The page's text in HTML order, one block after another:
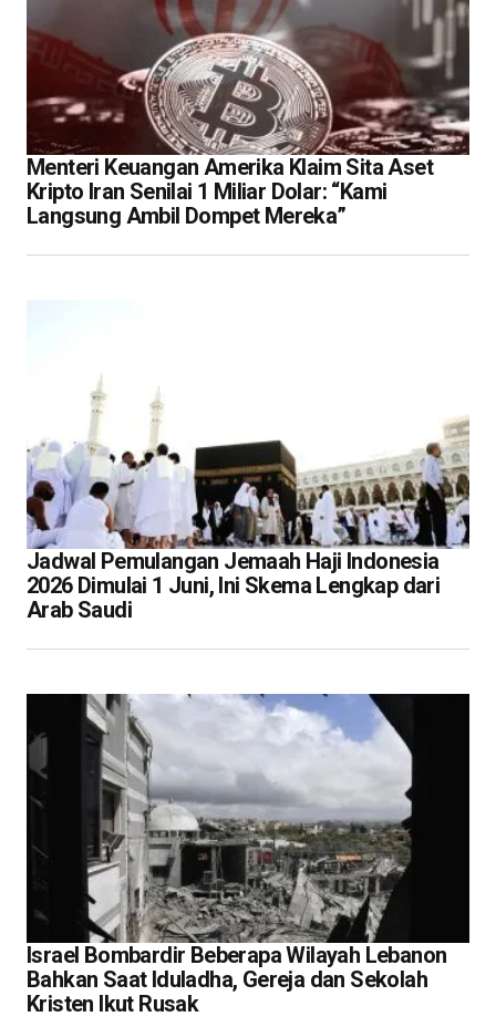
Menteri Keuangan Amerika Klaim Sita Aset
Kripto Iran Senilai 1 Miliar Dolar: “Kami
Langsung Ambil Dompet Mereka”
Jadwal Pemulangan Jemaah Haji Indonesia
2026 Dimulai 1 Juni, Ini Skema Lengkap dari
Arab Saudi
Israel Bombardir Beberapa Wilayah Lebanon
Bahkan Saat Iduladha, Gereja dan Sekolah
Kristen Ikut Rusak